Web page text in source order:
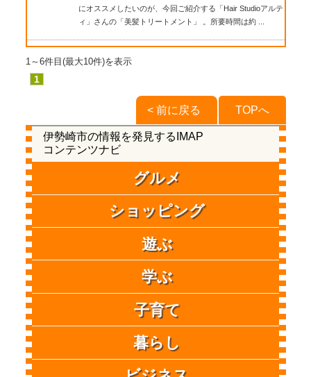
にオススメしたいのが、今回ご紹介する「Hair Studioアルテ
ィ」さんの「美髪トリートメント」 。所要時間は約 ...
1～6件目(最大10件)を表示
1
TOPへ
< 前に戻る
伊勢崎市の情報を発見するIMAP
コンテンツナビ
グルメ
ショッピング
遊ぶ
学ぶ
子育て
暮らし